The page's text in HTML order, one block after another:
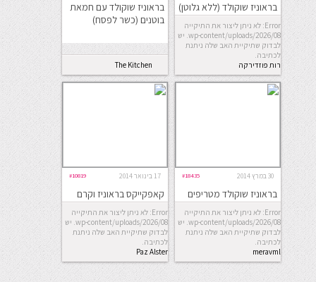
בראוניז שוקולד (ללא גלוטן)
Error: לא ניתן ליצור את התיקייה
wp-content/uploads/2026/08. יש
לבדוק שתיקיית האב שלה ניתנת
לכתיבה.
רות פוזדירקה
בראוניז שוקולד עם חמאת
בוטנים (כשר לפסח)
The Kitchen
Coach
30 במרץ 2014 #18435
בראוניז שוקולד מטריפים
Error: לא ניתן ליצור את התיקייה
wp-content/uploads/2026/08. יש
לבדוק שתיקיית האב שלה ניתנת
לכתיבה.
meravml
17 בינואר 2014 #10819
קאפקייקס בראוניז וקרם
שוקולדError: לא ניתן ליצור את התיקייה
wp-content/uploads/2026/08. יש
לבדוק שתיקיית האב שלה ניתנת
לכתיבה.
Paz Alster